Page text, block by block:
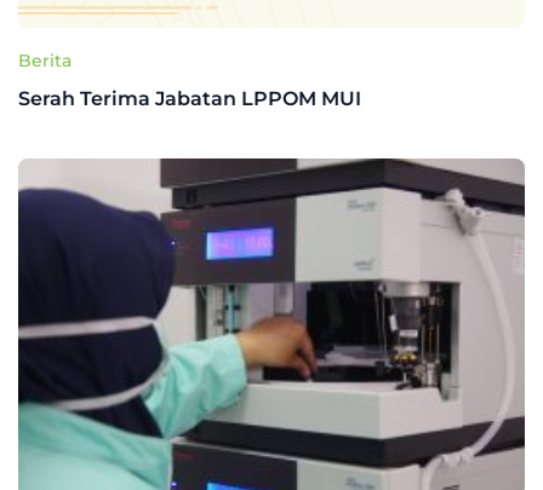
Berita
Serah Terima Jabatan LPPOM MUI